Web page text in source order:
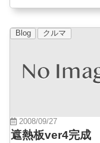
Blog クルマ
2008/09/27
遮熱板ver4完成